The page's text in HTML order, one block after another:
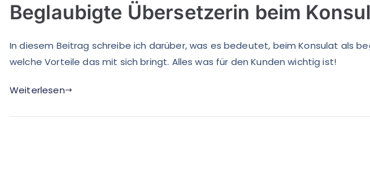
Beglaubigte Übersetzerin beim
In diesem Beitrag schreibe ich darüber, was es bedeutet, beim Konsulat als
welche Vorteile das mit sich bringt. Alles was für den Kunden wichtig ist!
Weiterlesen